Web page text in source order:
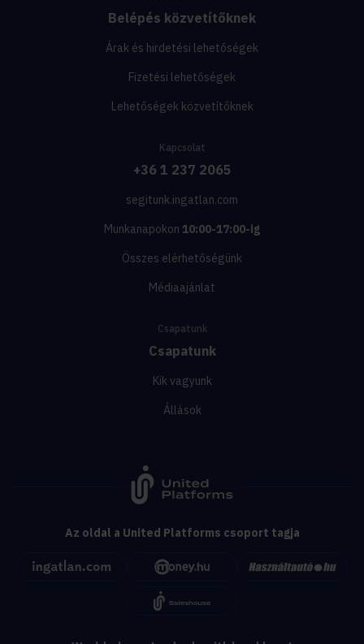
Belépés közvetítőknek
Árak és hirdetési lehetőségek
Fizetési lehetőségek
Lehetőségek közvetítőknek
Kapcsolat
+36 1 237 2065
segitunk.ingatlan.com
Munkanapokon 10:00-17:00-ig
Összes elérhetőségünk
Médiaajánlat
Csapatunk
Csapatunk
Kik vagyunk
Állások
Az oldal a United Platforms csoport tagja